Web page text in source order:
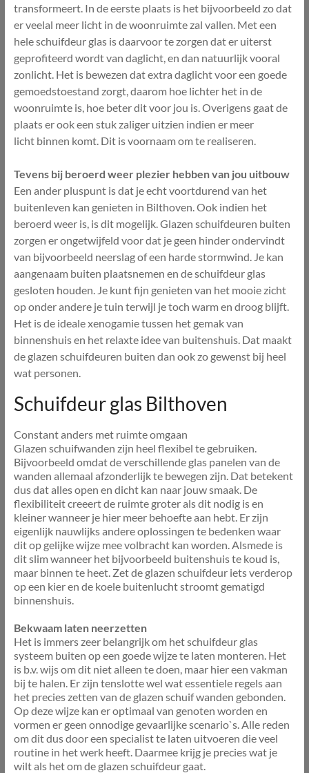
transformeert. In de eerste plaats is het bijvoorbeeld zo dat
er veelal meer licht in de woonruimte zal vallen. Met een
hele schuifdeur glas is daarvoor te zorgen dat er uiterst
geprofiteerd wordt van daglicht, en dan natuurlijk vooral
zonlicht. Het is bewezen dat extra daglicht voor een goede
gemoedstoestand zorgt, daarom hoe lichter het in de
woonruimte is, hoe beter dit voor jou is. Overigens gaat de
plaats er ook een stuk zaliger uitzien indien er meer
licht binnen komt. Dit is voornaam om te realiseren.
Tevens bij beroerd weer plezier hebben van jou uitbouw
Een ander pluspunt is dat je echt voortdurend van het
buitenleven kan genieten in Bilthoven. Ook indien het
beroerd weer is, is dit mogelijk. Glazen schuifdeuren buiten
zorgen er ongetwijfeld voor dat je geen hinder ondervindt
van bijvoorbeeld neerslag of een harde stormwind. Je kan
aangenaam buiten plaatsnemen en de schuifdeur glas
gesloten houden. Je kunt fijn genieten van het mooie zicht
op onder andere je tuin terwijl je toch warm en droog blijft.
Het is de ideale xenogamie tussen het gemak van
binnenshuis en het relaxte idee van buitenshuis. Dat maakt
de glazen schuifdeuren buiten dan ook zo gewenst bij heel
wat personen.
Schuifdeur glas Bilthoven
Constant anders met ruimte omgaan
Glazen schuifwanden zijn heel flexibel te gebruiken.
Bijvoorbeeld omdat de verschillende glas panelen van de
wanden allemaal afzonderlijk te bewegen zijn. Dat betekent
dus dat alles open en dicht kan naar jouw smaak. De
flexibiliteit creeert de ruimte groter als dit nodig is en
kleiner wanneer je hier meer behoefte aan hebt. Er zijn
eigenlijk nauwlijks andere oplossingen te bedenken waar
dit op gelijke wijze mee volbracht kan worden. Alsmede is
dit slim wanneer het bijvoorbeeld buitenshuis te koud is,
maar binnen te heet. Zet de glazen schuifdeur iets verderop
op een kier en de koele buitenlucht stroomt gematigd
binnenshuis.
Bekwaam laten neerzetten
Het is immers zeer belangrijk om het schuifdeur glas
systeem buiten op een goede wijze te laten monteren. Het
is b.v. wijs om dit niet alleen te doen, maar hier een vakman
bij te halen. Er zijn tenslotte wel wat essentiele regels aan
het precies zetten van de glazen schuif wanden gebonden.
Op deze wijze kan er optimaal van genoten worden en
vormen er geen onnodige gevaarlijke scenario`s. Alle reden
om dit dus door een specialist te laten uitvoeren die veel
routine in het werk heeft. Daarmee krijg je precies wat je
wilt als het om de glazen schuifdeur gaat.